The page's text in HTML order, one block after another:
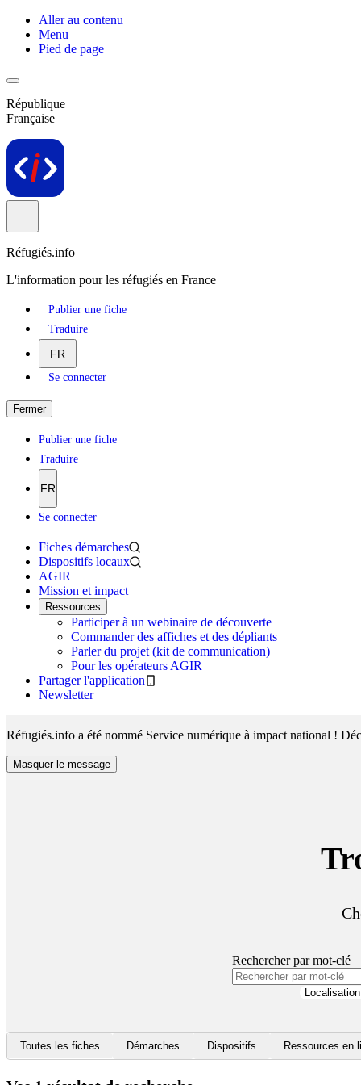
Aller au contenu
Menu
Pied de page
République
Française
Réfugiés.info
L'information pour les réfugiés en France
Publier une fiche
Traduire
FR
Se connecter
Fermer
Publier une fiche
Traduire
FR
Se connecter
Fiches démarches
Dispositifs locaux
AGIR
Mission et impact
Ressources
Participer à un webinaire de découverte
Commander des affiches et des dépliants
Parler du projet (kit de communication)
Pour les opérateurs AGIR
Partager l'application
Newsletter
Réfugiés.info a été nommé Service numérique à impact national !
Masquer le message
Rechercher par mot-clé
Localisation
Toutes les fiches Démarches Dispositifs Ressources en